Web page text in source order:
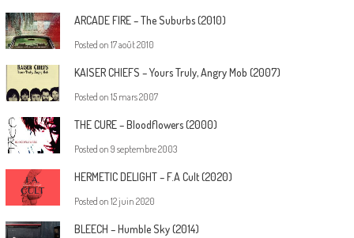
ARCADE FIRE – The Suburbs (2010)
Posted on 17 août 2010
KAISER CHIEFS – Yours Truly, Angry Mob (2007)
Posted on 15 mars 2007
THE CURE – Bloodflowers (2000)
Posted on 9 septembre 2003
HERMETIC DELIGHT – F.A Cult (2020)
Posted on 12 juin 2020
BLEECH – Humble Sky (2014)